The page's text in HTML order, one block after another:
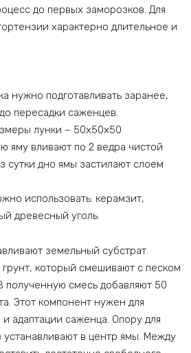
до первых заморозков. Для
характерно длительное и
нужно подготавливать заранее,
пересадки саженцев.
лунки – 50х50х50
яму вливают по 2 ведра чистой
сутки дно ямы застилают слоем
использовать: керамзит,
древесный уголь.
земельный субстрат.
который смешивают с песком
полученную смесь добавляют 50
Этот компонент нужен для
адаптации саженца. Опору для
устанавливают в центр ямы. Между